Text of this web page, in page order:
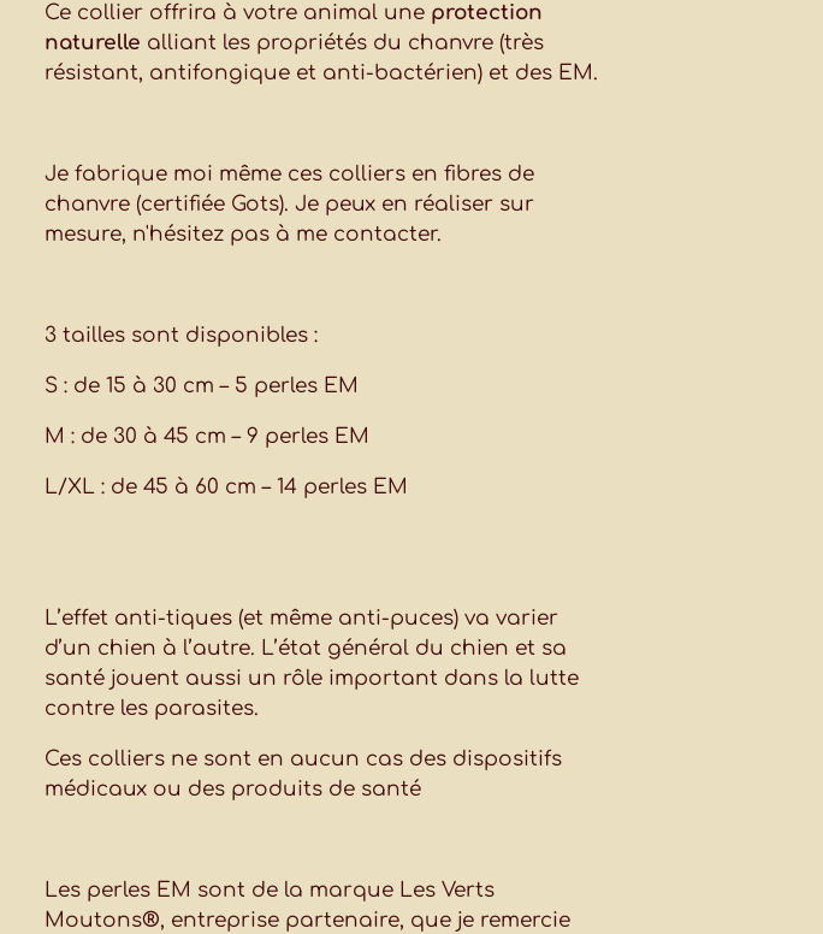
Ce collier offrira à votre animal une protection
naturelle alliant les propriétés du chanvre (très
résistant, antifongique et anti-bactérien) et des EM.
Je fabrique moi même ces colliers en fibres de
chanvre (certifiée Gots). Je peux en réaliser sur
mesure, n'hésitez pas à me contacter.
3 tailles sont disponibles :
S : de 15 à 30 cm – 5 perles EM
M : de 30 à 45 cm – 9 perles EM
L/XL : de 45 à 60 cm – 14 perles EM
L’effet anti-tiques (et même anti-puces) va varier
d’un chien à l’autre. L’état général du chien et sa
santé jouent aussi un rôle important dans la lutte
contre les parasites.
Ces colliers ne sont en aucun cas des dispositifs
médicaux ou des produits de santé
Les perles EM sont de la marque Les Verts
Moutons®, entreprise partenaire, que je remercie